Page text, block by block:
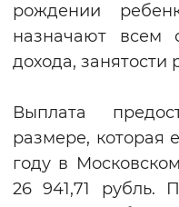
рождении
назначают всем
дохода, занятости
Выплата
размере, которая
году в
26 941,71 рубль.